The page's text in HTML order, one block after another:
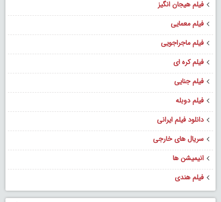
فیلم هیجان انگیز
فیلم معمایی
فیلم ماجراجویی
فیلم کره ای
فیلم جنایی
فیلم دوبله
دانلود فیلم ایرانی
سریال های خارجی
انیمیشن ها
فیلم هندی